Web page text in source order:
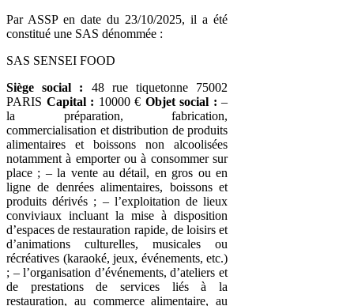
Par ASSP en date du 23/10/2025, il a été
constitué une SAS dénommée :
SAS SENSEI FOOD
Siège social : 48 rue tiquetonne 75002
PARIS Capital : 10000 € Objet social : –
la préparation, fabrication,
commercialisation et distribution de produits
alimentaires et boissons non alcoolisées
notamment à emporter ou à consommer sur
place ; – la vente au détail, en gros ou en
ligne de denrées alimentaires, boissons et
produits dérivés ; – l’exploitation de lieux
conviviaux incluant la mise à disposition
d’espaces de restauration rapide, de loisirs et
d’animations culturelles, musicales ou
récréatives (karaoké, jeux, événements, etc.)
; – l’organisation d’événements, d’ateliers et
de prestations de services liés à la
restauration, au commerce alimentaire, au